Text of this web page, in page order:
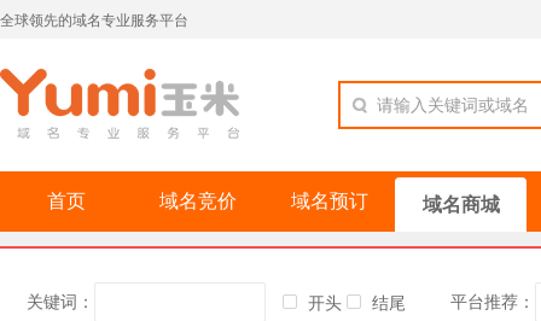
全球领先的域名专业服务平台
请输入关键词或域名
首页 域名竞价 域名预订 域名商城
关键词： 开头 结尾 平台推荐：